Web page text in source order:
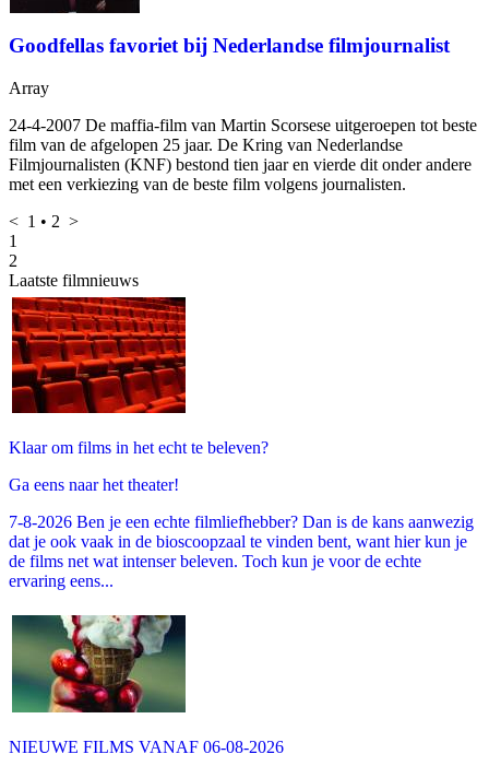
Goodfellas favoriet bij Nederlandse filmjournalist
Array
24-4-2007 De maffia-film van Martin Scorsese uitgeroepen tot beste
film van de afgelopen 25 jaar. De Kring van Nederlandse
Filmjournalisten (KNF) bestond tien jaar en vierde dit onder andere
met een verkiezing van de beste film volgens journalisten.
< 1 • 2 >
1
2
Laatste filmnieuws
Klaar om films in het echt te beleven?
Ga eens naar het theater!
7-8-2026 Ben je een echte filmliefhebber? Dan is de kans aanwezig
dat je ook vaak in de bioscoopzaal te vinden bent, want hier kun je
de films net wat intenser beleven. Toch kun je voor de echte
ervaring eens...
NIEUWE FILMS VANAF 06-08-2026